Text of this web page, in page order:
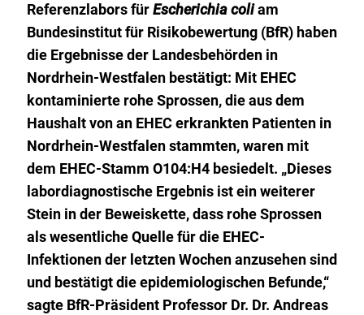
Referenzlabors fürEscherichia coliam
Bundesinstitut für Risikobewertung (BfR) haben
die Ergebnisse der Landesbehörden in
Nordrhein-Westfalen bestätigt: Mit EHEC
kontaminierte rohe Sprossen, die aus dem
Haushalt von an EHEC erkrankten Patienten in
Nordrhein-Westfalen stammten, waren mit
dem EHEC-Stamm O104:H4 besiedelt. „Dieses
labordiagnostische Ergebnis ist ein weiterer
Stein in der Beweiskette, dass rohe Sprossen
als wesentliche Quelle für die EHEC-
Infektionen der letzten Wochen anzusehen sind
und bestätigt die epidemiologischen Befunde,“
sagte BfR-Präsident Professor Dr. Dr. Andreas